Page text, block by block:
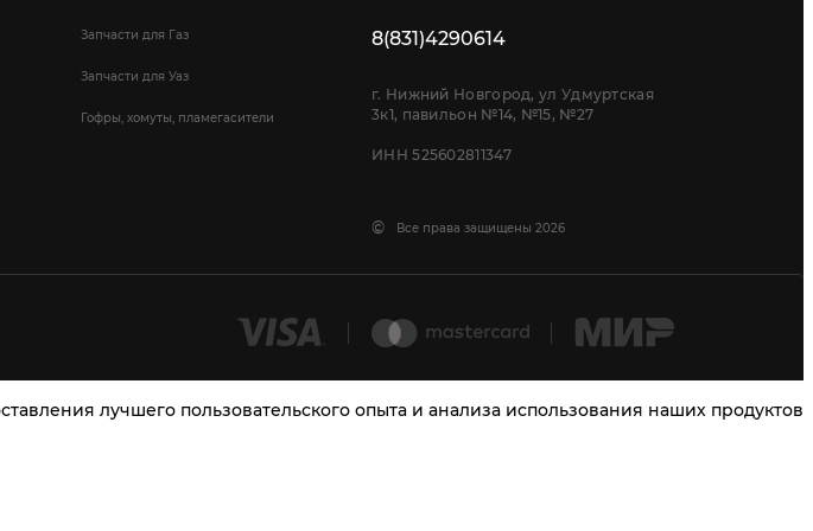
Запчасти для Газ
Запчасти для Уаз
Гофры, хомуты, пламегасители
8(831)4290614
г. Нижний Новгород, ул Удмуртская
3к1, павильон №14, №15, №27
ИНН 525602811347
© Все права защищены 2026
лучшего пользовательского опыта и анализа использования наших продуктов